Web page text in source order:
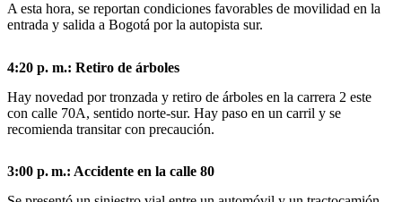
A esta hora, se reportan condiciones favorables de movilidad en la
entrada y salida a Bogotá por la autopista sur.
4:20 p. m.: Retiro de árboles
Hay novedad por tronzada y retiro de árboles en la carrera 2 este
con calle 70A, sentido norte-sur. Hay paso en un carril y se
recomienda transitar con precaución.
3:00 p. m.: Accidente en la calle 80